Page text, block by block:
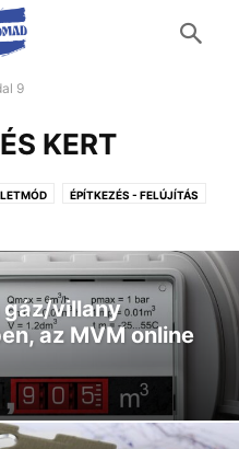
9
KERT
ÉPÍTKEZÉS - FELÚJÍTÁS
gáz/villany
az MVM online